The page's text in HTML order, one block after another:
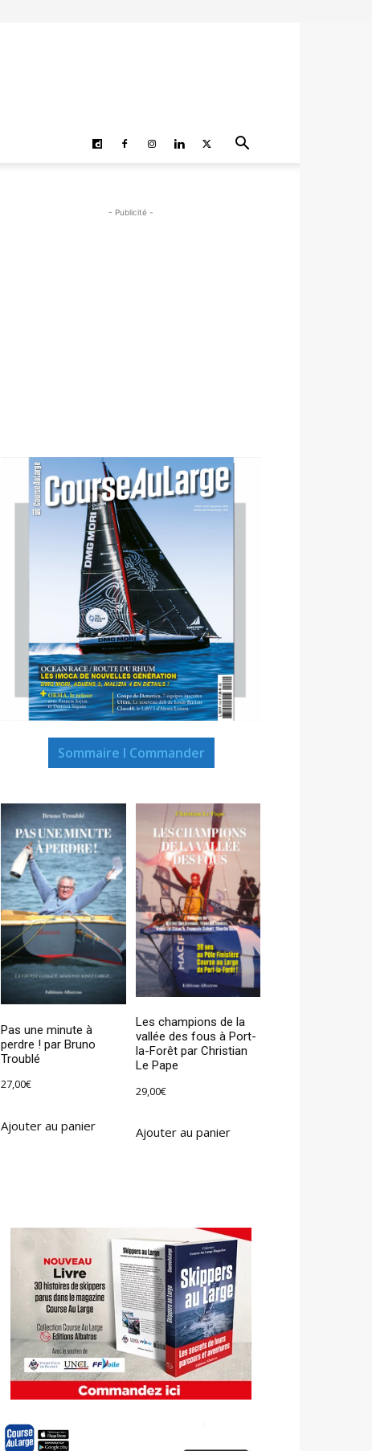
- Publicité -
Sommaire I Commander
Pas une minute à
perdre ! par Bruno
Troublé
27,00€
Ajouter au panier
Les champions de la
vallée des fous à Port-
la-Forêt par Christian
Le Pape
29,00€
Ajouter au panier